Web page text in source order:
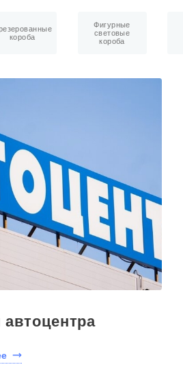
короба
Фигурные
световые
короба